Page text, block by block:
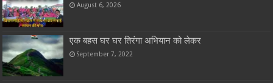
August 6, 2026
एक बहस घर घर तिरंगा अभियान को लेकर
September 7, 2022